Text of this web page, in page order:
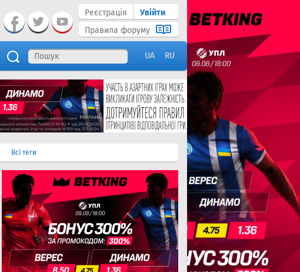
Реєстрація
Увійти
Правила форуму
UA RU
Всі теги